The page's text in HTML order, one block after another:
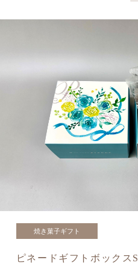
焼き菓子ギフト
ピネードギフトボックスS